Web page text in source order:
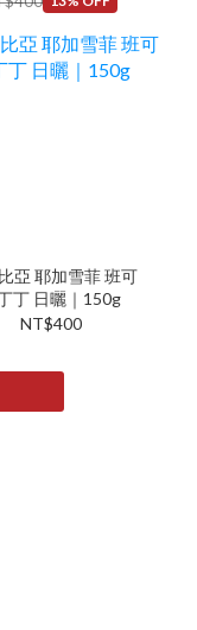
亞 耶加雪菲 班可
丁 日曬｜150g
NT$400